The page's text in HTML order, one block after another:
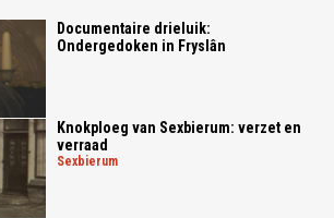
Documentaire drieluik:
Ondergedoken in Fryslân
Knokploeg van Sexbierum: verzet en
verraad
sexbierum